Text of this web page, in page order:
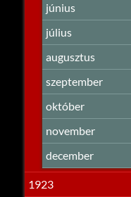
június
július
augusztus
szeptember
október
november
december
1923